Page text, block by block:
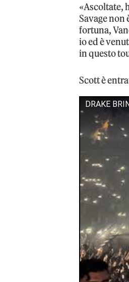
«Ascoltate,
Savage non
fortuna,
io ed è
in questo
Scott è
DRAKE